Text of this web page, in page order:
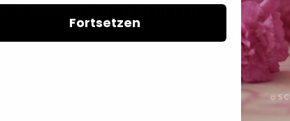
UNSEREN NEWSLETTER
zu allem, von Angeboten und
neuen Produkten und vielem
Newsletter erfahren, indem Sie
Ich
Fortsetzen